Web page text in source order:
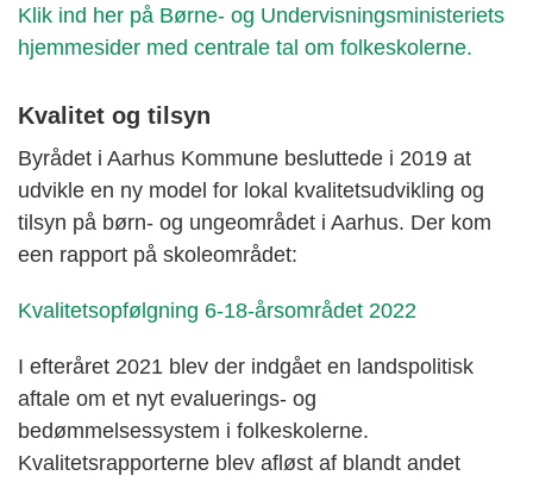
Klik ind her på Børne- og Undervisningsministeriets
hjemmesider med centrale tal om folkeskolerne.
Kvalitet og tilsyn
Byrådet i Aarhus Kommune besluttede i 2019 at
udvikle en ny model for lokal kvalitetsudvikling og
tilsyn på børn- og ungeområdet i Aarhus. Der kom
een rapport på skoleområdet:
Kvalitetsopfølgning 6-18-årsområdet 2022
I efteråret 2021 blev der indgået en landspolitisk
aftale om et nyt evaluerings- og
bedømmelsessystem i folkeskolerne.
Kvalitetsrapporterne blev afløst af blandt andet